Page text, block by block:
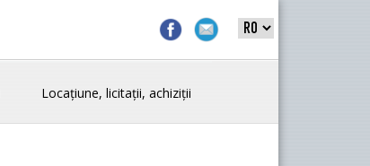
Locațiune, licitații, achiziții